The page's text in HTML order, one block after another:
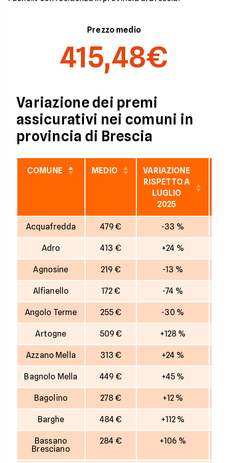
Prezzo medio
415,48€
Variazione dei premi
assicurativi nei comuni in
provincia di Brescia
COMUNE MEDIO
VARIAZIONE
RISPETTO A
LUGLIO
2025
Acquafredda 479 € -33 %
Adro 413 € +24 %
Agnosine 219 € -13 %
Alfianello 172 € -74 %
Angolo Terme 255 € -30 %
Artogne 509 € +128 %
Azzano Mella 313 € +24 %
Bagnolo Mella 449 € +45 %
Bagolino 278 € +12 %
Barghe 484 € +112 %
Bassano
Bresciano
284 € +106 %